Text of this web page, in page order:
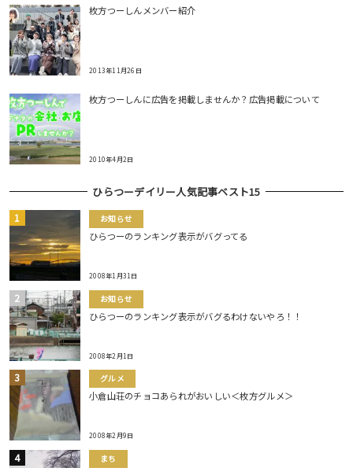
枚方つーしんメンバー紹介
2013年11月26日
枚方つーしんに広告を掲載しませんか？広告掲載について
2010年4月2日
ひらつーデイリー人気記事ベスト15
お知らせ
ひらつーのランキング表示がバグってる
2008年1月31日
お知らせ
ひらつーのランキング表示がバグるわけないやろ！！
2008年2月1日
グルメ
小倉山荘のチョコあられがおいしい＜枚方グルメ＞
2008年2月9日
まち